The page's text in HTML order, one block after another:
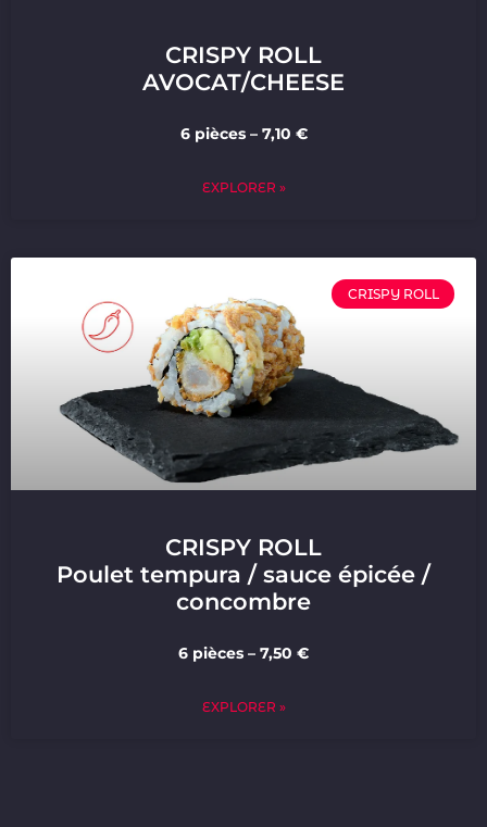
CRISPY ROLL
AVOCAT/CHEESE
6 pièces – 7,10 €
EXPLORER »
CRISPY ROLL
CRISPY ROLL
Poulet tempura / sauce épicée /
concombre
6 pièces – 7,50 €
EXPLORER »